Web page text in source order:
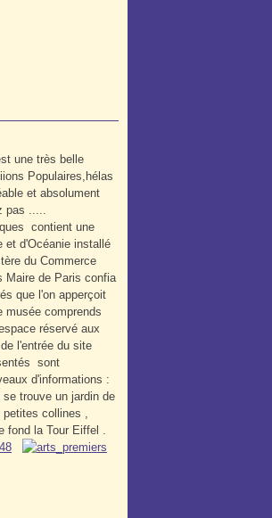
une très belle
Populaires,hélas
et absolument
pas .....
contient une
et d'Océanie installé
du Commerce
Maire de Paris confia
que l'on apperçoit
musée comprends
réservé aux
l'entrée du site
sont
d'informations :
trouve un jardin de
collines ,
fond la Tour Eiffel .